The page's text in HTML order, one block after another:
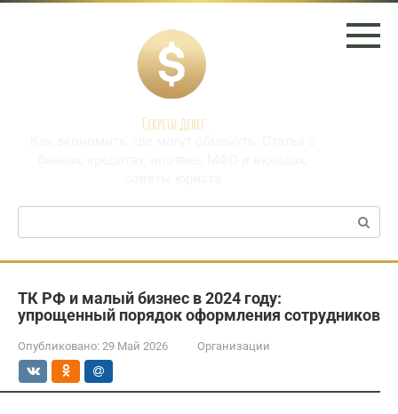
Перейти
Секреты денег
Поиск:
ТК РФ и малый бизнес в 2024 году:
упрощенный порядок оформления сотрудников
Опубликовано: 29 Май 2026 Организации